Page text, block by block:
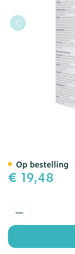
€ 19,48
Op bestelling